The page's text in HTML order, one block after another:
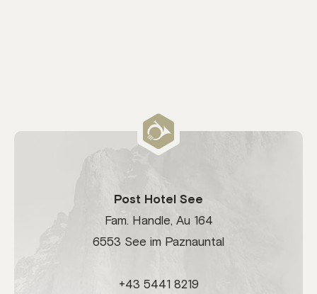
Post Hotel See
Fam. Handle, Au 164
6553 See im Paznauntal
+43 5441 8219